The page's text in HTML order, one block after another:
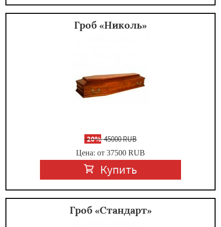
Гроб «Николь»
-20%45000 RUB
Цена: от 37500 RUB
Купить
Гроб «Стандарт»